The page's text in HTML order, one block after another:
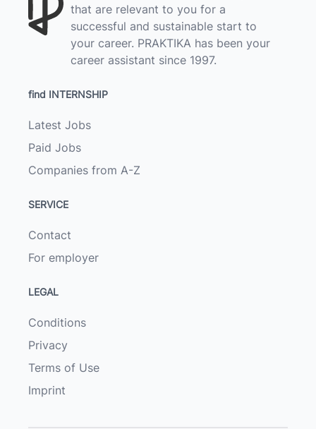
that are relevant to you for a
successful and sustainable start to
your career. PRAKTIKA has been your
career assistant since 1997.
find INTERNSHIP
Latest Jobs
Paid Jobs
Companies from A-Z
SERVICE
Contact
For employer
LEGAL
Conditions
Privacy
Terms of Use
Imprint